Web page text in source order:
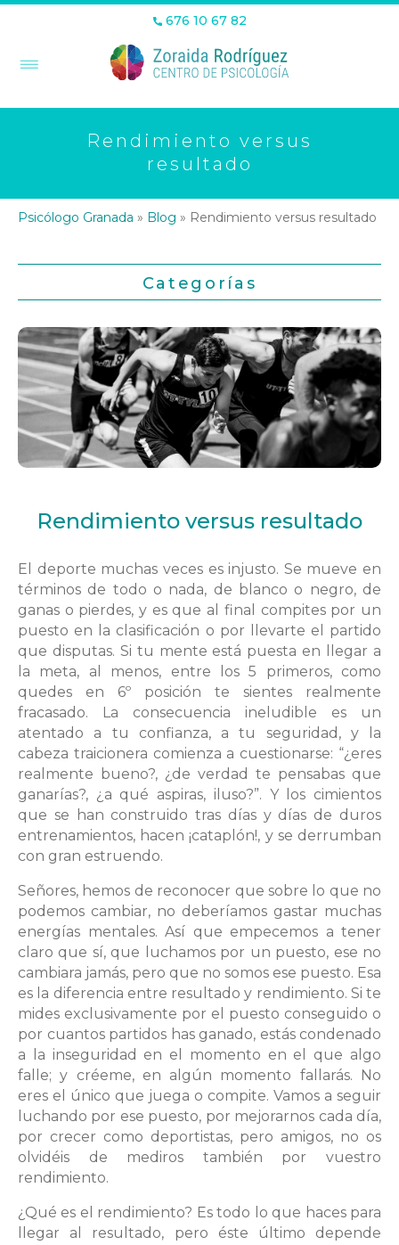
676 10 67 82
Rendimiento versus
resultado
Psicólogo Granada » Blog » Rendimiento versus resultado
Categorías
Rendimiento versus resultado
El deporte muchas veces es injusto. Se mueve en
términos de todo o nada, de blanco o negro, de
ganas o pierdes, y es que al final compites por un
puesto en la clasificación o por llevarte el partido
que disputas. Si tu mente está puesta en llegar a
la meta, al menos, entre los 5 primeros, como
quedes en 6º posición te sientes realmente
fracasado. La consecuencia ineludible es un
atentado a tu confianza, a tu seguridad, y la
cabeza traicionera comienza a cuestionarse: “¿eres
realmente bueno?, ¿de verdad te pensabas que
ganarías?, ¿a qué aspiras, iluso?”. Y los cimientos
que se han construido tras días y días de duros
entrenamientos, hacen ¡cataplón!, y se derrumban
con gran estruendo.
Señores, hemos de reconocer que sobre lo que no
podemos cambiar, no deberíamos gastar muchas
energías mentales. Así que empecemos a tener
claro que sí, que luchamos por un puesto, ese no
cambiara jamás, pero que no somos ese puesto. Esa
es la diferencia entre resultado y rendimiento. Si te
mides exclusivamente por el puesto conseguido o
por cuantos partidos has ganado, estás condenado
a la inseguridad en el momento en el que algo
falle; y créeme, en algún momento fallarás. No
eres el único que juega o compite. Vamos a seguir
luchando por ese puesto, por mejorarnos cada día,
por crecer como deportistas, pero amigos, no os
olvidéis de mediros también por vuestro
rendimiento.
¿Qué es el rendimiento? Es todo lo que haces para
llegar al resultado, pero éste último depende